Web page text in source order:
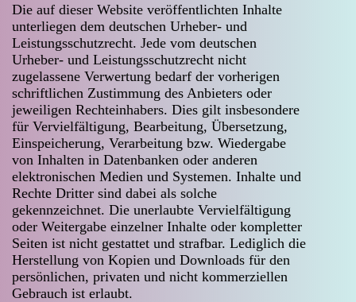
Die auf dieser Website veröffentlichten Inhalte
unterliegen dem deutschen Urheber- und
Leistungsschutzrecht. Jede vom deutschen
Urheber- und Leistungsschutzrecht nicht
zugelassene Verwertung bedarf der vorherigen
schriftlichen Zustimmung des Anbieters oder
jeweiligen Rechteinhabers. Dies gilt insbesondere
für Vervielfältigung, Bearbeitung, Übersetzung,
Einspeicherung, Verarbeitung bzw. Wiedergabe
von Inhalten in Datenbanken oder anderen
elektronischen Medien und Systemen. Inhalte und
Rechte Dritter sind dabei als solche
gekennzeichnet. Die unerlaubte Vervielfältigung
oder Weitergabe einzelner Inhalte oder kompletter
Seiten ist nicht gestattet und strafbar. Lediglich die
Herstellung von Kopien und Downloads für den
persönlichen, privaten und nicht kommerziellen
Gebrauch ist erlaubt.